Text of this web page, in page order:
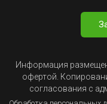
Информация
офертой.
согласования с